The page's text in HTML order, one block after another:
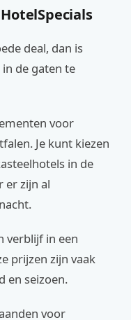
deal, dan is
de gaten te
voor
Je kunt kiezen
in de
er zijn al
verblijf in een
prijzen zijn vaak
en seizoen.
voor